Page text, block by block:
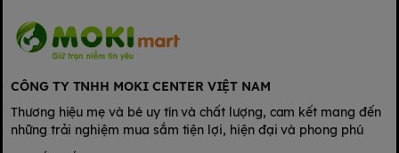
CÔNG TY TNHH MOKI CENTER VIỆT NAM
Thương hiệu mẹ và bé uy tín và chất lượng, cam kết mang đến
những trải nghiệm mua sắm tiện lợi, hiện đại và phong phú